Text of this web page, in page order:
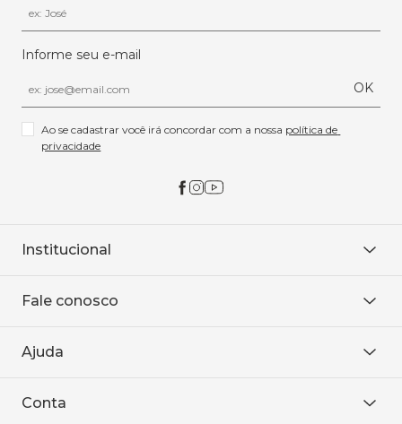
Informe seu e-mail
OK
Ao se cadastrar você irá concordar com a nossa política de
privacidade
Institucional
Onde encontrar
Baixe o APP
Fale conosco
WhatsApp
Ajuda
Política de entrega
Conta